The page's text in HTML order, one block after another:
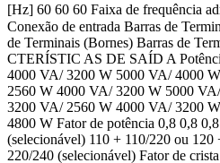
[Hz] 60 60 60 Faixa de frequência
Conexão de entrada Barras de
de Terminais (Bornes) Barras de
CTERÍSTIC AS DE SAÍD A
4000 VA/ 3200 W 5000 VA/ 4000
2560 W 4000 VA/ 3200 W 5000
3200 VA/ 2560 W 4000 VA/ 3200
4800 W Fator de potência 0,8 0,8
(selecionável) 110 + 110/220 ou 120
220/240 (selecionável) Fator de